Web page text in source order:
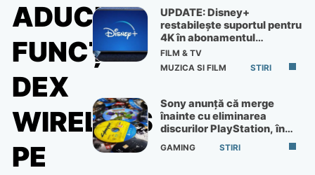
ADUCE
FUNCȚIA
DEX
WIRELESS
PE
UPDATE: Disney+
restabilește suportul pentru
4K în abonamentul
Premium
FILM & TV
MUZICA SI FILM
STIRI
Sony anunță că merge
înainte cu eliminarea
discurilor PlayStation, în
ciuda protestelor
GAMING STIRI